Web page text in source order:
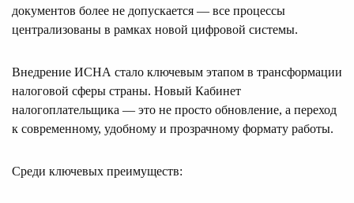
документов более не допускается — все процессы
централизованы в рамках новой цифровой системы.
Внедрение ИСНА стало ключевым этапом в трансформации
налоговой сферы страны. Новый Кабинет
налогоплательщика — это не просто обновление, а переход
к современному, удобному и прозрачному формату работы.
Среди ключевых преимуществ: